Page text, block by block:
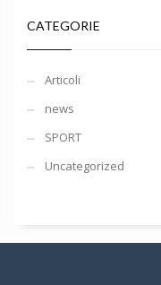
CATEGORIE
Articoli
news
SPORT
Uncategorized